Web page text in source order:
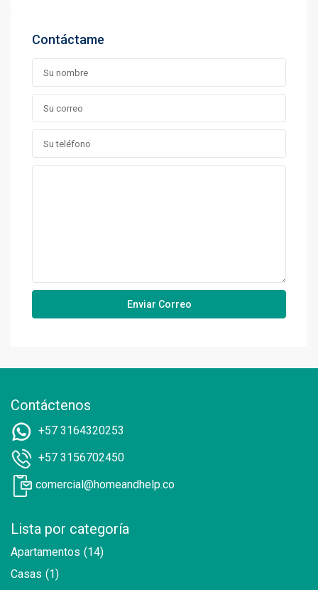
Contáctame
Contáctenos
+57 3164320253
+57 3156702450
comercial@homeandhelp.co
Lista por categoría
Apartamentos (14)
Casas (1)